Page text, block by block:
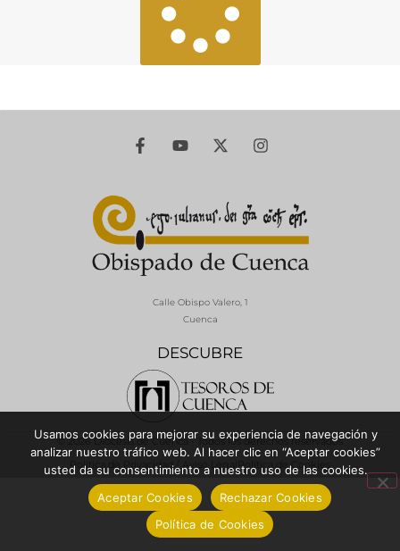
DESCUBRE
Calle Obispo Valero, 1
Cuenca
© 2026 Diócesis de Cuenca - Todos los derechos reservados
Política de Privacidad / Aviso Legal Política de Cookies
Usamos cookies para mejorar su experiencia de navegación y
analizar nuestro tráfico web. Al hacer clic en “Aceptar cookies”
usted da su consentimiento a nuestro uso de las cookies.
Aceptar Cookies
Rechazar Cookies
Política de Cookies